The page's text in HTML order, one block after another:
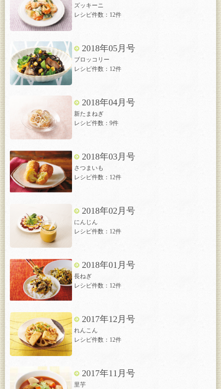
ズッキーニ
レシピ件数：12件
2018年05月号
ブロッコリー
レシピ件数：12件
2018年04月号
新たまねぎ
レシピ件数：9件
2018年03月号
さつまいも
レシピ件数：12件
2018年02月号
にんじん
レシピ件数：12件
2018年01月号
長ねぎ
レシピ件数：12件
2017年12月号
れんこん
レシピ件数：12件
2017年11月号
里芋